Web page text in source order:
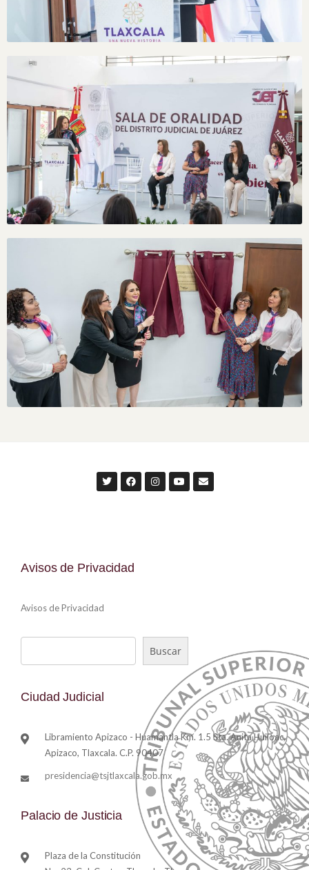
Avisos de Privacidad
Avisos de Privacidad
Buscar
Ciudad Judicial
Libramiento Apizaco - Huamantla Km. 1.5 Sta. Anita Huiloac,
Apizaco, Tlaxcala. C.P. 90407
presidencia@tsjtlaxcala.gob.mx
Palacio de Justicia
Plaza de la Constitución